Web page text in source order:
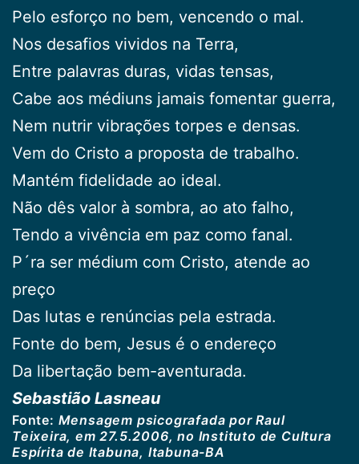
Pelo esforço no bem, vencendo o mal.
Nos desafios vividos na Terra,
Entre palavras duras, vidas tensas,
Cabe aos médiuns jamais fomentar guerra,
Nem nutrir vibrações torpes e densas.
Vem do Cristo a proposta de trabalho.
Mantém fidelidade ao ideal.
Não dês valor à sombra, ao ato falho,
Tendo a vivência em paz como fanal.
P´ra ser médium com Cristo, atende ao
preço
Das lutas e renúncias pela estrada.
Fonte do bem, Jesus é o endereço
Da libertação bem-aventurada.
Sebastião Lasneau
Fonte: Mensagem psicografada por Raul
Teixeira, em 27.5.2006, no Instituto de Cultura
Espírita de Itabuna, Itabuna-BA